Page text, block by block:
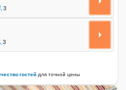
3
3
гостейдля точной цены